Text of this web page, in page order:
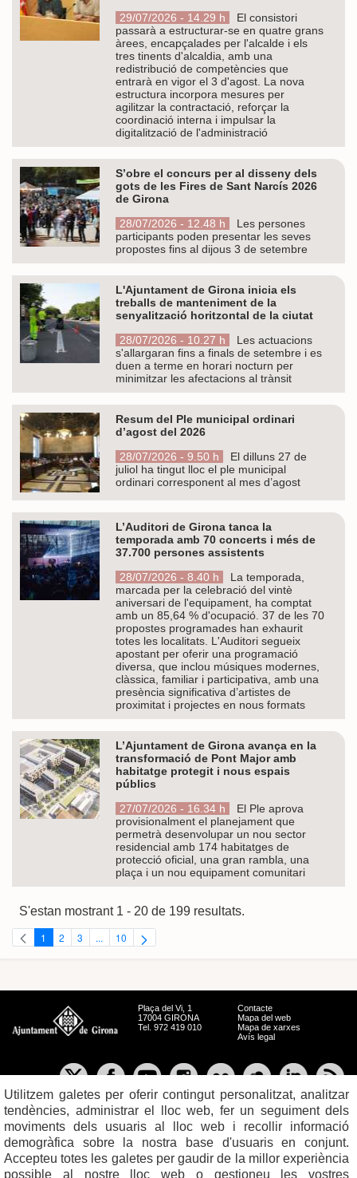
29/07/2026 - 14.29 h
El consistori
passarà a estructurar-se en quatre grans
àrees, encapçalades per l'alcalde i els
tres tinents d'alcaldia, amb una
redistribució de competències que
entrarà en vigor el 3 d'agost. La nova
estructura incorpora mesures per
agilitzar la contractació, reforçar la
coordinació interna i impulsar la
digitalització de l'administració
S’obre el concurs per al disseny dels
gots de les Fires de Sant Narcís 2026
de Girona
28/07/2026 - 12.48 h
Les persones
participants poden presentar les seves
propostes fins al dijous 3 de setembre
L'Ajuntament de Girona inicia els
treballs de manteniment de la
senyalització horitzontal de la ciutat
28/07/2026 - 10.27 h
Les actuacions
s'allargaran fins a finals de setembre i es
duen a terme en horari nocturn per
minimitzar les afectacions al trànsit
Resum del Ple municipal ordinari
d’agost del 2026
28/07/2026 - 9.50 h
El dilluns 27 de
juliol ha tingut lloc el ple municipal
ordinari corresponent al mes d’agost
L’Auditori de Girona tanca la
temporada amb 70 concerts i més de
37.700 persones assistents
28/07/2026 - 8.40 h
La temporada,
marcada per la celebració del vintè
aniversari de l'equipament, ha comptat
amb un 85,64 % d'ocupació. 37 de les 70
propostes programades han exhaurit
totes les localitats. L'Auditori segueix
apostant per oferir una programació
diversa, que inclou músiques modernes,
clàssica, familiar i participativa, amb una
presència significativa d’artistes de
proximitat i projectes en nous formats
L’Ajuntament de Girona avança en la
transformació de Pont Major amb
habitatge protegit i nous espais
públics
27/07/2026 - 16.34 h
El Ple aprova
provisionalment el planejament que
permetrà desenvolupar un nou sector
residencial amb 174 habitatges de
protecció oficial, una gran rambla, una
plaça i un nou equipament comunitari
S'estan mostrant 1 - 20 de 199 resultats.
Pàgina
1 Pàgina
2 Pàgina
3 ...Pàgines intermèdies Utilitzeu TAB per navegar.
Pàgina
10
Plaça del Vi, 1
17004 GIRONA
Tel. 972 419 010
Contacte
Mapa del web
Mapa de xarxes
Avís legal
Utilitzem galetes per oferir contingut personalitzat, analitzar
tendències, administrar el lloc web, fer un seguiment dels
moviments dels usuaris al lloc web i recollir informació
demogràfica sobre la nostra base d'usuaris en conjunt.
Accepteu totes les galetes per gaudir de la millor experiència
possible al nostre lloc web o gestioneu les vostres